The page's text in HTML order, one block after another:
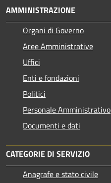
AMMINISTRAZIONE
Organi di Governo
Aree Amministrative
Uffici
Enti e fondazioni
Politici
Personale Amministrativo
Documenti e dati
CATEGORIE DI SERVIZIO
Anagrafe e stato civile